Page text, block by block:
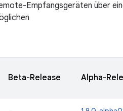
Empfangsgeräten über
Beta-Release Alpha-